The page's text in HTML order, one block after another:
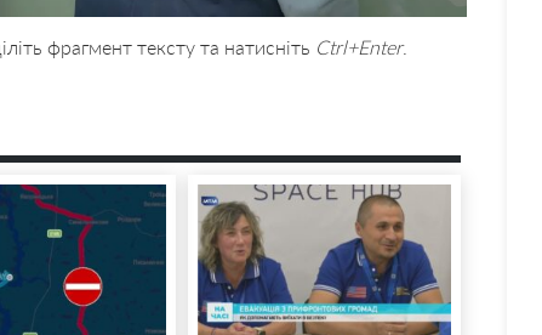
фрагмент тексту та натисніть Ctrl+Enter.